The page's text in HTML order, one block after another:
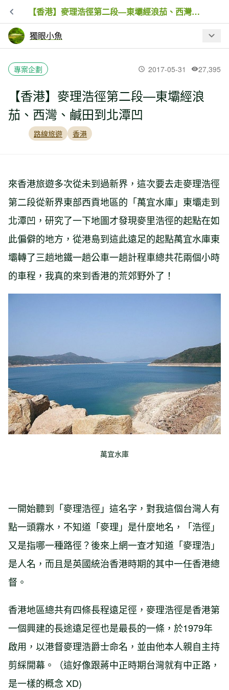
【香港】麥理浩徑第二段—東壩經浪茄、西灣、鹹田到北潭凹
獨眼小魚
最新文章
【宜蘭】2020秋 - 宜蘭銅山，順遊太平
山翠峰湖山毛櫸步道
【香港】麥理浩徑第二段—東壩經浪
專案企劃 2017-05-31 27,395
【香港】麥理浩徑第二段—東壩經浪
茄、西灣、鹹田到北潭凹
路線旅遊 香港
來香港旅遊多次從未到過新界，這次要去走麥理浩徑
第二段從新界東部西貢地區的「萬宜水庫」東壩走到
北潭凹，研究了一下地圖才發現麥里浩徑的起點在如
此偏僻的地方，從港島到這此遠足的起點萬宜水庫東
壩轉了三趟地鐵一趟公車一趟計程車總共花兩個小時
的車程，我真的來到香港的荒郊野外了！
萬宜水庫
一開始聽到「麥理浩徑」這名字，對我這個台灣人有
點一頭霧水，不知道「麥理」是什麼地名，「浩徑」
又是指哪一種路徑？後來上網一查才知道「麥理浩」
是人名，而且是英國統治香港時期的其中一任香港總
督。
香港地區總共有四條長程遠足徑，麥理浩徑是香港第
一個興建的長途遠足徑也是最長的一條，於1979年
啟用，以港督麥理浩爵士命名，並由他本人親自主持
剪綵開幕。（這好像跟蔣中正時期台灣就有中正路，
是一樣的概念 XD)